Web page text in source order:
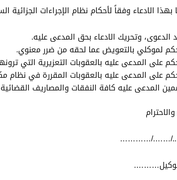
بهذا الادعاء وفقاً لأحكام نظام الإجراءات
الدعوى، وتحريك الادعاء بحق المدعى عليه.
لموكلي بالتعويض عما لحقه من ضرر معنوي.
على المدعى عليه بالعقوبات التعزيرية التي
على المدعى عليه بالعقوبات المقررة في نظام
المدعى عليه كافة النفقات والمصاريف
……./…………